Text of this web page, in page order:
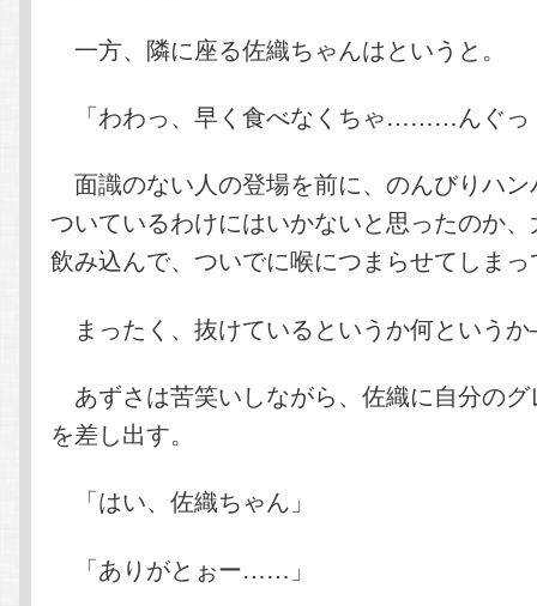
一方、隣に座る佐織ちゃんはというと。
「わわっ、早く食べなくちゃ………んぐっ
面識のない人の登場を前に、のんびりハ
ついているわけにはいかないと思ったのか
飲み込んで、ついでに喉につまらせてしま
まったく、抜けているというか何という
あずさは苦笑いしながら、佐織に自分の
を差し出す。
「はい、佐織ちゃん」
「ありがとぉー……」